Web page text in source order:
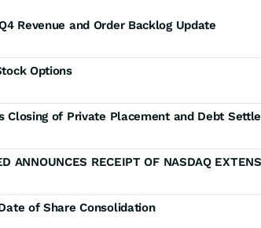
Revenue and Order Backlog Update
Options
Closing of Private Placement and Debt
of Share Consolidation